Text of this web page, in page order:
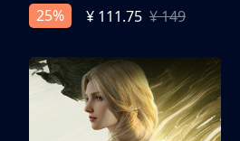
25%
¥ 111.75 ¥ 149